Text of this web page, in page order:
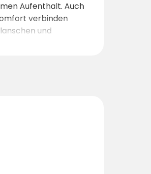
Aufenthalt. Auch
verbinden
und